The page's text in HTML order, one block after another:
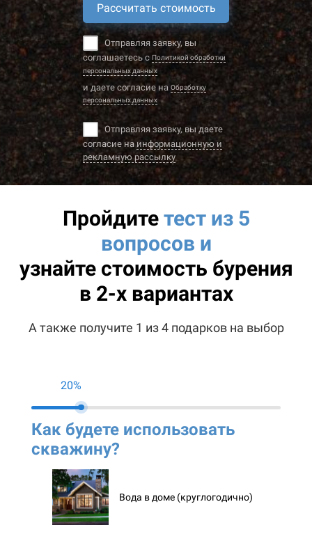
Рассчитать стоимость
Отправляя заявку, вы
соглашаетесь с Политикой обработки
персональных данных
и даете согласие на Обработку
персональных данных
Отправляя заявку, вы даете
согласие наинформационную и
рекламную рассылку
Пройдитетест из 5
вопросов и
узнайте стоимость бурения
в 2-х вариантах
А также получите 1 из 4 подарков на выбор
20%
Как будете использовать
скважину?
Вода в доме (круглогодично)